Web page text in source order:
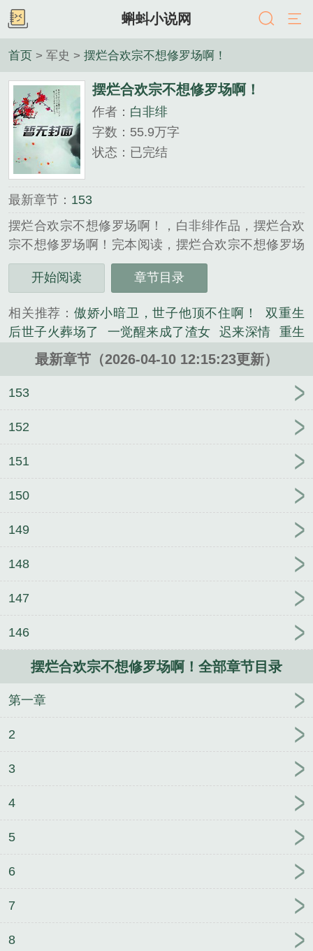
蝌蚪小说网
首页 > 军史 > 摆烂合欢宗不想修罗场啊！
摆烂合欢宗不想修罗场啊！
作者： 白非绯
字数：55.9万字
状态：已完结
最新章节： 153
摆烂合欢宗不想修罗场啊！，白非绯作品，摆烂合欢
宗不想修罗场啊！完本阅读，摆烂合欢宗不想修罗场
啊！txt下载，摆烂合欢宗不想修罗场啊！免费阅读，
摆烂合欢宗不想修罗场啊！无弹窗，...
军史类小说。
开始阅读 章节目录
相关推荐： 傲娇小暗卫，世子他顶不住啊！
双重生
后世子火葬场了
一觉醒来成了渣女 迟来深情
重生
回来，我成为了冷欲舞台王者
死对头又耍我 强扭的
瓜也很甜
热恋冬令时
为他撑腰后，被冷面学霸缠上
了
女装小魅魔钓上狠辣大爹后跑路
停
白月光又
嘘，有人在看你（末日）
最新章节（2026-04-10 12:15:23更新）
153
152
151
150
149
148
147
146
摆烂合欢宗不想修罗场啊！全部章节目录
第一章
2
3
4
5
6
7
8